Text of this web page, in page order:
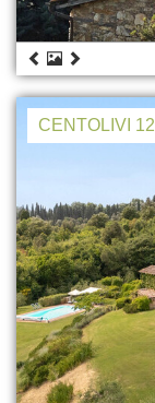
CENTOLIVI 12